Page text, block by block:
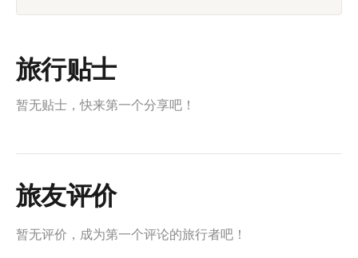
旅行贴士
暂无贴士，快来第一个分享吧！
旅友评价
暂无评价，成为第一个评论的旅行者吧！